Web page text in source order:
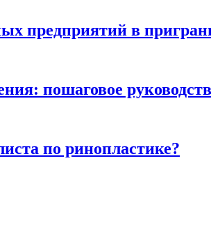
предприятий в
пошаговое
по ринопластике?